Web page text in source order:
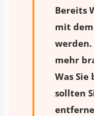
Bereits
mit
werden.
mehr
Was
sollten